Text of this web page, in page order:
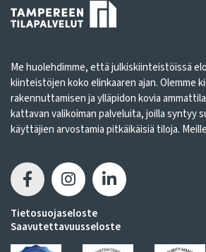
Me huolehdimme, että julkiskiinteistöissä
kiinteistöjen koko elinkaaren ajan. Olemme
rakennuttamisen ja ylläpidon kovia
kattavan valikoiman palveluita, joilla syntyy
käyttäjien arvostamia pitkäikäisiä tiloja.
Tietosuojaseloste
Saavutettavuusseloste